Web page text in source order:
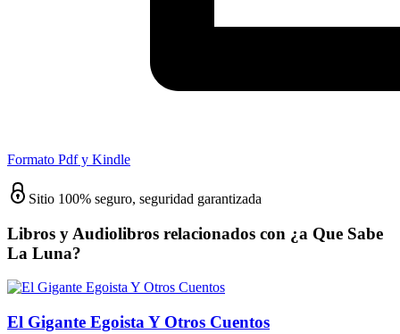
Formato Pdf y Kindle
Sitio 100% seguro, seguridad garantizada
Libros y Audiolibros relacionados con ¿a Que Sabe
La Luna?
El Gigante Egoista Y Otros Cuentos